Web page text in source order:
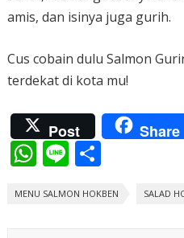
amis, dan isinya juga gurih.
Cus cobain dulu Salmon
terdekat di kota mu!
Post Share
W
at
Li
e
S
ar
MENU SALMON HOKBEN SALAD